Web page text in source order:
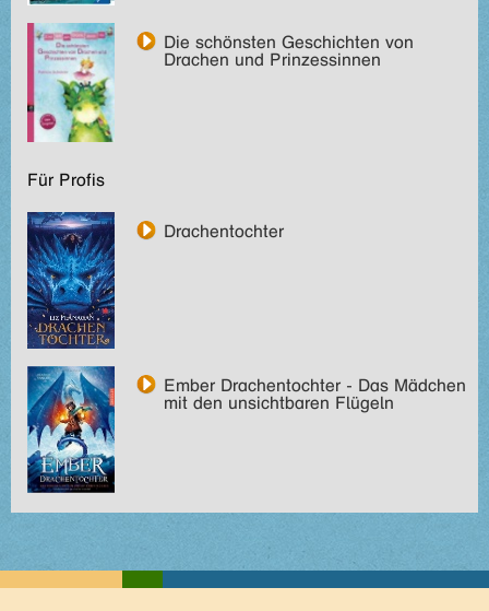
Die schönsten Geschichten von
Drachen und Prinzessinnen
Für Profis
Drachentochter
Ember Drachentochter - Das Mädchen
mit den unsichtbaren Flügeln